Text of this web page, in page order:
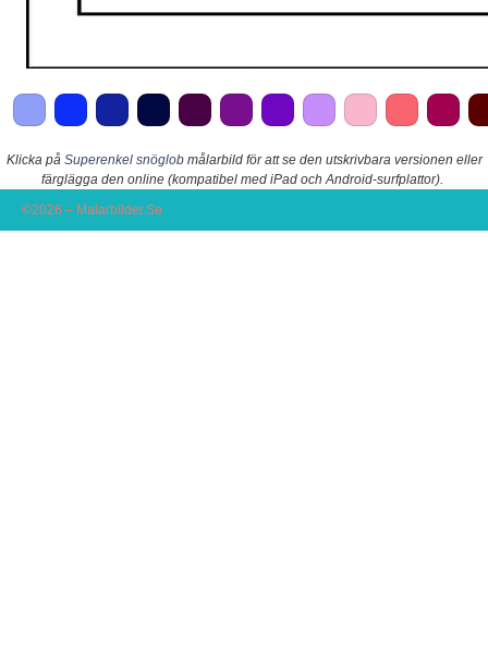
Klicka på Superenkel snöglobmålarbild för att se den utskrivbara versionen eller
färglägga den online (kompatibel med iPad och Android-surfplattor).
©2026 – Malarbilder.Se